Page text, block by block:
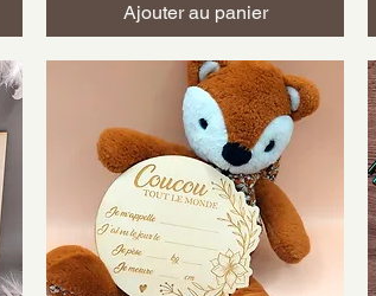
Ajouter au panier